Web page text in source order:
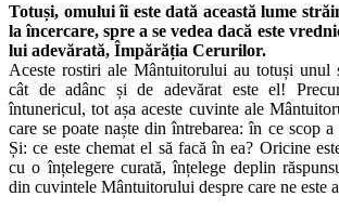
Totuși, omului îi este dată această lume
la încercare, spre a se vedea dacă este
lui adevărată, Împărăția Cerurilor.
Aceste rostiri ale Mântuitorului au totuși unul
cât de adânc și de adevărat este el!
întunericul, tot așa aceste cuvinte ale
care se poate naște din întrebarea: în ce scop
Și: ce este chemat el să facă în ea? Oricine
cu o înțelegere curată, înțelege deplin
din cuvintele Mântuitorului despre care ne este